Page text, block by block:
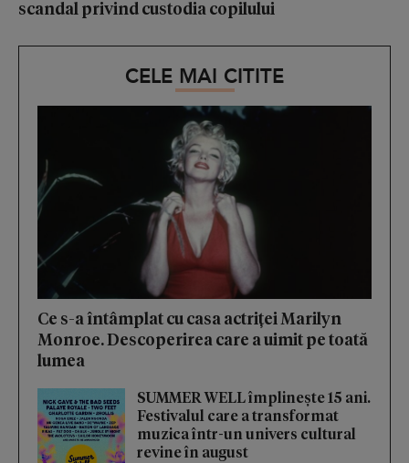
scandal privind custodia copilului
CELE MAI CITITE
Ce s-a întâmplat cu casa actriței Marilyn
Monroe. Descoperirea care a uimit pe toată
lumea
SUMMER WELL împlinește 15 ani.
Festivalul care a transformat
muzica într-un univers cultural
revine în august